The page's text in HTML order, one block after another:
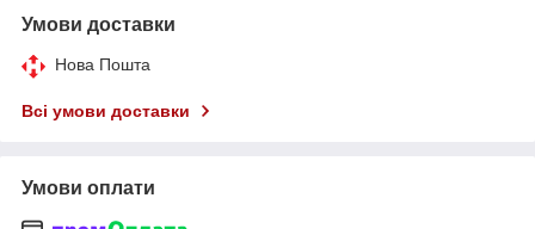
Умови доставки
Нова Пошта
Всі умови доставки
Умови оплати